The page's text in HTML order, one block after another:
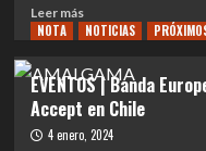
Coliseo
HammerFall
vuelve
a
Chile
con
nuevo
Leer másLeer
más
MUNDO
|
Los
catalanes
NOTA NOTICIAS
EVENTOS | Banda
Accept en Chile
4 enero, 2024